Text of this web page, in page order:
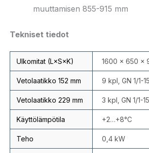
muuttamisen 855-915 mm
Tekniset tiedot
Ulkomitat (L×S×K) 1600 × 650 ×
Vetolaatikko 152 mm 9 kpl, GN 1/1-
Vetolaatikko 229 mm 3 kpl, GN 1/1-
Käyttölämpötila +2…+8°C
Teho 0,4 kW